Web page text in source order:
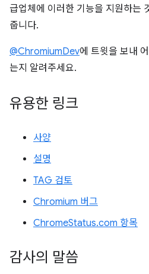
급업체에 이러한 기능을 지원하는
줍니다.
@ChromiumDev에 트윗을 보내
는지 알려주세요.
유용한 링크
사양
설명
TAG 검토
Chromium 버그
ChromeStatus.com 항목
감사의 말씀